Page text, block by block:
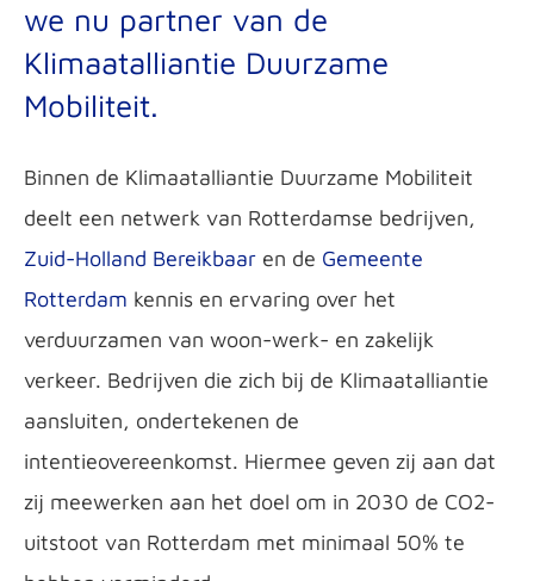
we nu partner van de
Klimaatalliantie Duurzame
Mobiliteit.
Binnen de Klimaatalliantie Duurzame Mobiliteit
deelt een netwerk van Rotterdamse bedrijven,
Zuid-Holland Bereikbaar en de Gemeente
Rotterdam kennis en ervaring over het
verduurzamen van woon-werk- en zakelijk
verkeer. Bedrijven die zich bij de Klimaatalliantie
aansluiten, ondertekenen de
intentieovereenkomst. Hiermee geven zij aan dat
zij meewerken aan het doel om in 2030 de CO2-
uitstoot van Rotterdam met minimaal 50% te